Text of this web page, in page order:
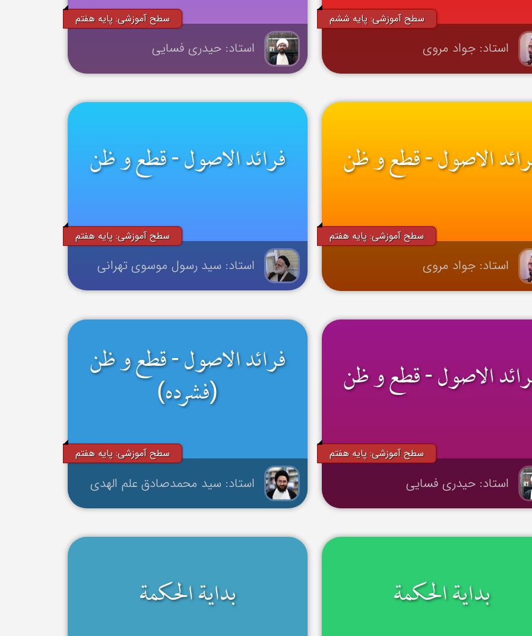
سطح آموزشی: پایه ششم
استاد: جواد مروی
سطح آموزشی: پایه هفتم
استاد: حیدری فسایی
الاصول - قطع و ظن
سطح آموزشی: پایه هفتم
استاد: جواد مروی
فرائد الاصول - قطع و ظن
سطح آموزشی: پایه هفتم
استاد: سید رسول موسوی تهرانی
الاصول - قطع و ظن
سطح آموزشی: پایه هفتم
استاد: حیدری فسایی
فرائد الاصول - قطع و ظن
(فشرده)
سطح آموزشی: پایه هفتم
استاد: سید محمدصادق علم الهدی
بدایة الحکمة بدایة الحکمة